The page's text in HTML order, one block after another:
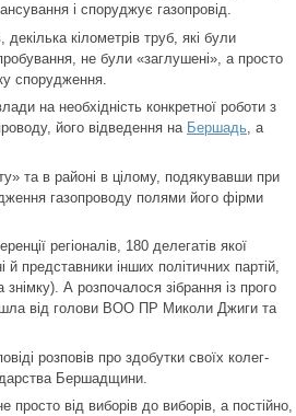
і споруджує газопровід.
кілометрів труб, які були
не були «заглушені», а просто
спорудження.
на необхідність конкретної роботи з
його відведення на Бершадь, а
та в районі в цілому, подякувавши при
газопроводу полями його фірми
регіоналів, 180 делегатів якої
представники інших політичних партій,
знімку). А розпочалося зібрання із прого
від голови ВОО ПР Миколи Джиги та
розповів про здобутки своїх колег-
Бершадщини.
просто від виборів до виборів, а постійно,